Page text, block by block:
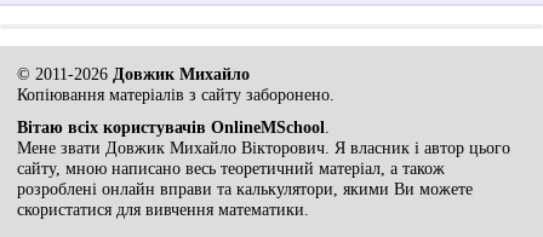
© 2011-2026 Довжик Михайло
Копіювання матеріалів з сайту заборонено.
Вітаю всіх користувачів OnlineMSchool.
Мене звати Довжик Михайло Вікторович. Я власник і автор цього
сайту, мною написано весь теоретичний матеріал, а також
розроблені онлайн вправи та калькулятори, якими Ви можете
скористатися для вивчення математики.